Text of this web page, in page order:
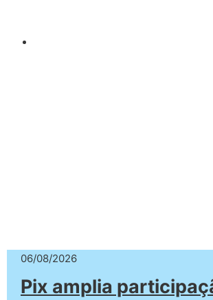
06/08/2026
Pix amplia